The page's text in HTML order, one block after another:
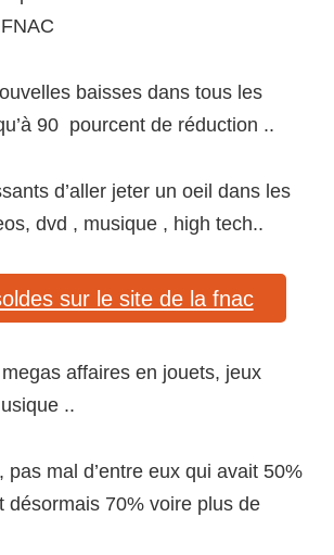
baisses dans tous les
90 pourcent de réduction ..
d’aller jeter un oeil dans les
dvd , musique , high tech..
sur le site de la fnac
affaires en jouets, jeux
..
pas mal d’entre eux qui avait 50%
désormais 70% voire plus de